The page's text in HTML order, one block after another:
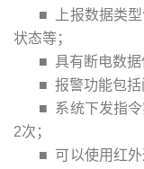
■ 上报数据类
状态等；
■ 具有断电数据
■ 报警功能包括
■ 系统下发指令
2次；
■ 可以使用红